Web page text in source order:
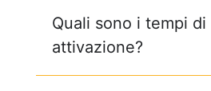
Quali sono i tempi di
attivazione?